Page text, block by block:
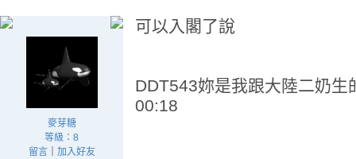
麥芽糖
等級：8
留言｜ 加入好友
可以入閣了說
DDT543妳是我跟大陸二奶
00:18